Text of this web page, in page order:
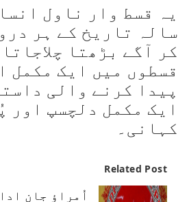
یہ قسط وار ناول
سالہ تاریخ کے ہر
کر آگے بڑھتا
قسطوں میں ایک مکمل
پیدا کرنے والی
ایک مکمل دلچسپ اور
کہانی۔
Related Post
اُمراؤ جان